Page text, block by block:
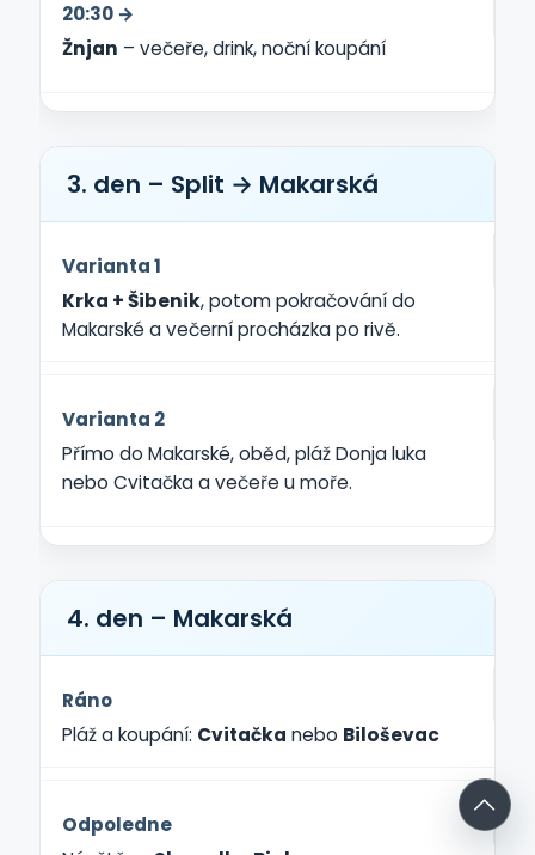
20:30 →
Žnjan – večeře, drink, noční koupání
3. den – Split → Makarská
Varianta 1
Krka + Šibenik, potom pokračování do
Makarské a večerní procházka po rivě.
Varianta 2
Přímo do Makarské, oběd, pláž Donja luka
nebo Cvitačka a večeře u moře.
4. den – Makarská
Ráno
Pláž a koupání: Cvitačka nebo Biloševac
Odpoledne